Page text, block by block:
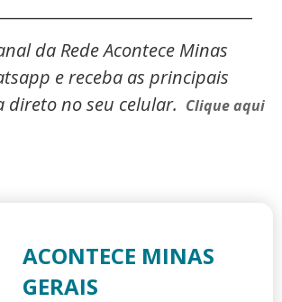
da Rede Acontece Minas
e receba as principais
direto no seu celular. Clique aqui
ACONTECE MINAS
GERAIS